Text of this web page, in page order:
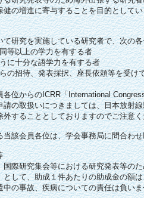
の増進に寄与することを目的として
研究を実施している研究者で、次の
等以上の学力を有する者
十分な語学力を有する者
招待、発表採択、座長依頼等を受け
位からのICRR「International
の取扱いにつきましては、日本放射
することとしておりますのでご注意
該会員各位は、学会事務局に問合わせ
際研究集会等における研究発表等の
して、助成１件あたりの助成金の額
の事故、疾病についての責任は負いま